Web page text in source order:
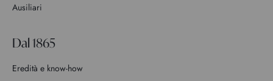
Ausiliari
Dal 1865
Eredità e know-how